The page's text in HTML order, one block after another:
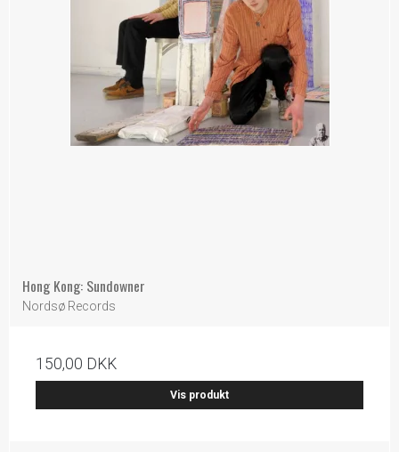
Hong Kong: Sundowner
Nordsø Records
150,00 DKK
Vis produkt